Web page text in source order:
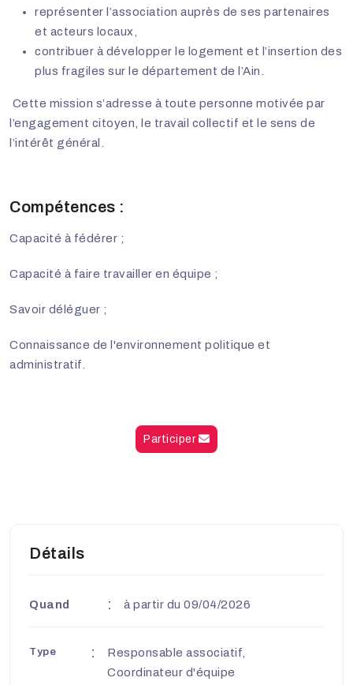
représenter l’association auprès de ses partenaires
et acteurs locaux,
contribuer à développer le logement et l’insertion des
plus fragiles sur le département de l’Ain.
Cette mission s’adresse à toute personne motivée par
l’engagement citoyen, le travail collectif et le sens de
l’intérêt général.
Compétences :
Capacité à fédérer ;
Capacité à faire travailler en équipe ;
Savoir déléguer ;
Connaissance de l'environnement politique et
administratif.
Participer
Détails
Quand à partir du 09/04/2026
Type
Responsable associatif,
Coordinateur d'équipe